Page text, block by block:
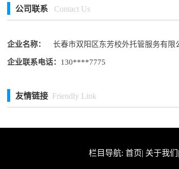
公司联系 Contact Us
企业名称： 长春市双阳区东芳校外托管服务有限
企业联系电话： 130****7775
友情链接 Friendly Link
栏目导航: 首页| 关于我们 |